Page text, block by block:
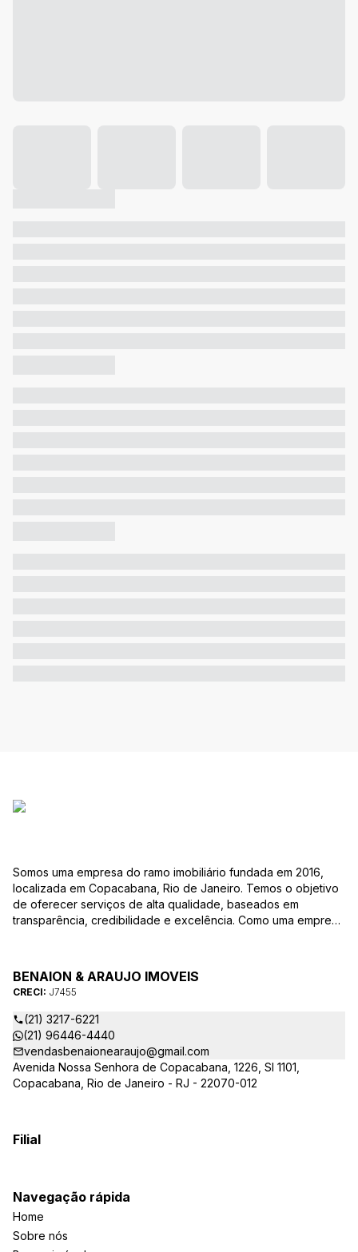
Somos uma empresa do ramo imobiliário fundada em 2016,
localizada em Copacabana, Rio de Janeiro. Temos o objetivo
de oferecer serviços de alta qualidade, baseados em
transparência, credibilidade e excelência. Como uma empresa
BENAION & ARAUJO IMOVEIS
CRECI: J7455
(21) 3217-6221
(21) 96446-4440
vendasbenaionearaujo@gmail.com
Avenida Nossa Senhora de Copacabana, 1226, Sl 1101,
Copacabana, Rio de Janeiro - RJ - 22070-012
Filial
Navegação rápida
Home
Sobre nós